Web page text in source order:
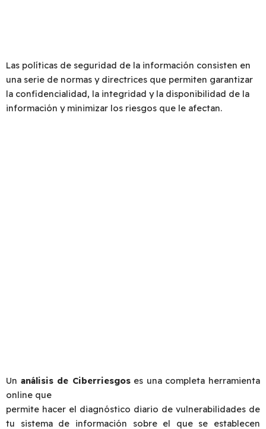
Las políticas de seguridad de la información consisten en
una serie de normas y directrices que permiten garantizar
la confidencialidad, la integridad y la disponibilidad de la
información y minimizar los riesgos que le afectan.
Un análisis de Ciberriesgoses una completa herramienta
online que
permite hacer el diagnóstico diario de vulnerabilidades de
tu sistema de información sobre el que se establecen